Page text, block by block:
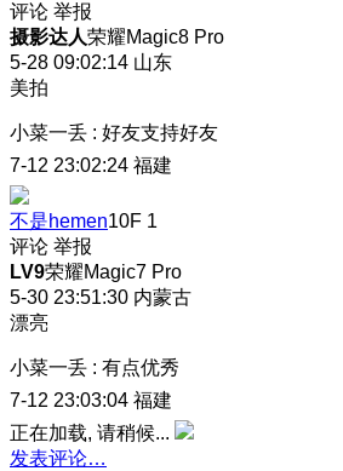
评论 举报
摄影达人荣耀Magic8 Pro
5-28 09:02:14 山东
美拍
小菜一丢 : 好友支持好友
7-12 23:02:24 福建
不是hemen10F 1
评论 举报
LV9荣耀Magic7 Pro
5-30 23:51:30 内蒙古
漂亮
小菜一丢 : 有点优秀
7-12 23:03:04 福建
正在加载, 请稍候...
发表评论…